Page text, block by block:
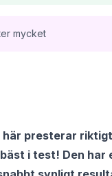
mycket
presterar
i test! Den har